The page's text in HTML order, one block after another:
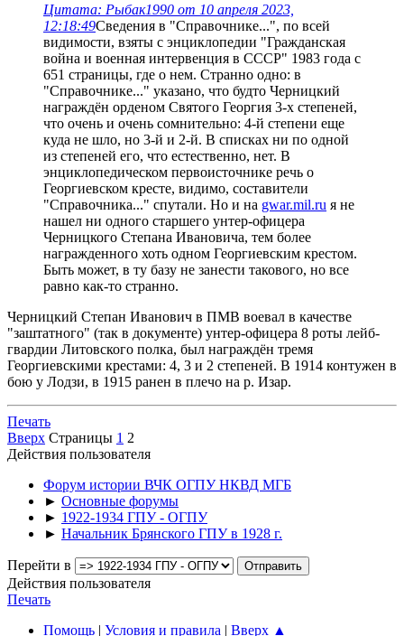
Цитата: Рыбак1990 от 10 апреля 2023,
12:18:49Сведения в "Справочнике...", по всей
видимости, взяты с энциклопедии "Гражданская
война и военная интервенция в СССР" 1983 года с
651 страницы, где о нем. Странно одно: в
"Справочнике..." указано, что будто Черницкий
награждён орденом Святого Георгия 3-х степеней,
что очень и очень сомнительно: 4-й степени еще
куда не шло, но 3-й и 2-й. В списках ни по одной
из степеней его, что естественно, нет. В
энциклопедическом первоисточнике речь о
Георгиевском кресте, видимо, составители
"Справочника..." спутали. Но и на gwar.mil.ru я не
нашел ни одного старшего унтер-офицера
Черницкого Степана Ивановича, тем более
награжденного хоть одном Георгиевским крестом.
Быть может, в ту базу не занести такового, но все
равно как-то странно.
Черницкий Степан Иванович в ПМВ воевал в качестве
"заштатного" (так в документе) унтер-офицера 8 роты лейб-
гвардии Литовского полка, был награждён тремя
Георгиевскими крестами: 4, 3 и 2 степеней. В 1914 контужен в
бою у Лодзи, в 1915 ранен в плечо на р. Изар.
Печать
Вверх Страницы 1 2
Действия пользователя
Форум истории ВЧК ОГПУ НКВД МГБ
► Основные форумы
► 1922-1934 ГПУ - ОГПУ
► Начальник Брянского ГПУ в 1928 г.
Перейти в
Действия пользователя
Печать
Помощь | Условия и правила | Вверх ▲